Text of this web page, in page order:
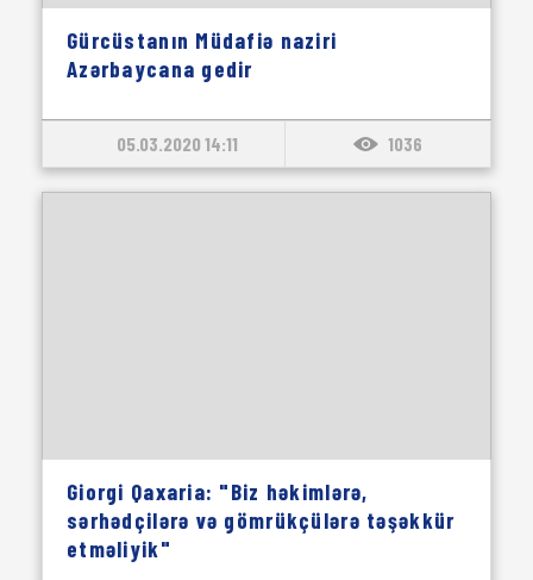
Gürcüstanın Müdafiə naziri
Azərbaycana gedir
05.03.2020 14:11 1036
Giorgi Qaxaria: "Biz həkimlərə,
sərhədçilərə və gömrükçülərə təşəkkür
etməliyik"